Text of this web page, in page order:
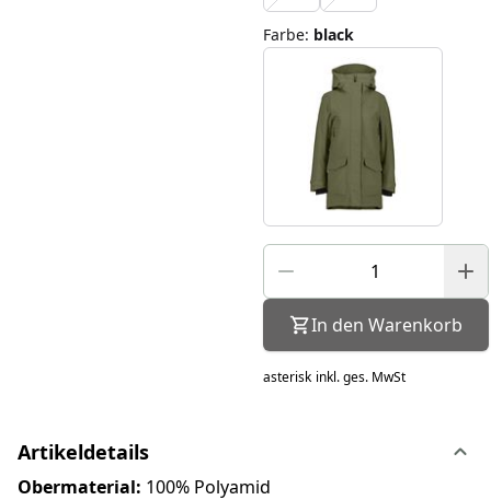
Farbe: black
In den Warenkorb
asterisk inkl. ges. MwSt
Artikeldetails
Obermaterial: 100% Polyamid